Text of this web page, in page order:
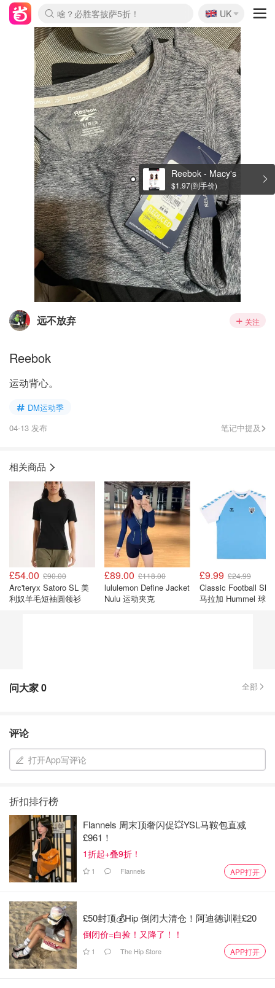
麦卢卡蜂蜜夏促！个位数！
Prada/Miu 4.8折！
啥？必胜客披萨5折！ 🇬🇧
UK
Reebok - Macy's
$1.97(到手价)
远不放弃 关注
Reebok
运动背心。
DM运动季
04-13 发布
笔记中提及
相关商品
£54.00 £90.00
Arc'teryx Satoro SL 美
利奴羊毛短袖圆领衫
£89.00 £118.00
lululemon Define Jacket
Nulu 运动夹克
£9.99 £24.99
Classic Football
马拉加 Hummel 球
问大家0 全部
评论
打开App写评论
折扣排行榜
Flannels 周末顶奢闪促💥YSL马鞍包直减
£961！
1折起+叠9折！
1 Flannels APP打开
£50封顶💰Hip 倒闭大清仓！阿迪德训鞋£20
倒闭价=白捡！又降了！！
1 The Hip Store APP打开